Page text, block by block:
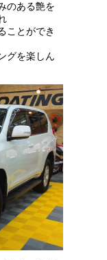
のある艶を
ことができ
グを楽しん